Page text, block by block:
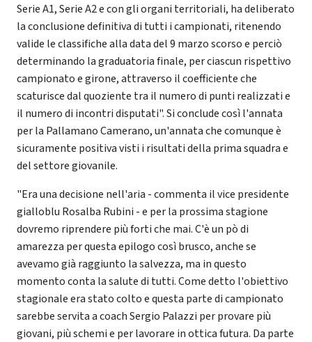
Serie A1, Serie A2 e con gli organi territoriali, ha deliberato
la conclusione definitiva di tutti i campionati, ritenendo
valide le classifiche alla data del 9 marzo scorso e perciò
determinando la graduatoria finale, per ciascun rispettivo
campionato e girone, attraverso il coefficiente che
scaturisce dal quoziente tra il numero di punti realizzati e
il numero di incontri disputati". Si conclude così l'annata
per la Pallamano Camerano, un'annata che comunque è
sicuramente positiva visti i risultati della prima squadra e
del settore giovanile.
"Era una decisione nell'aria - commenta il vice presidente
gialloblu Rosalba Rubini - e per la prossima stagione
dovremo riprendere più forti che mai. C'è un pò di
amarezza per questa epilogo così brusco, anche se
avevamo già raggiunto la salvezza, ma in questo
momento conta la salute di tutti. Come detto l'obiettivo
stagionale era stato colto e questa parte di campionato
sarebbe servita a coach Sergio Palazzi per provare più
giovani, più schemi e per lavorare in ottica futura. Da parte